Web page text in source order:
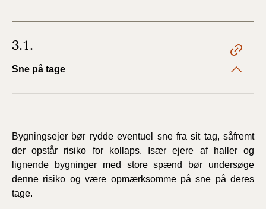
3.1.
Sne på tage
Bygningsejer bør rydde eventuel sne fra sit tag, såfremt
der opstår risiko for kollaps. Især ejere af haller og
lignende bygninger med store spænd bør undersøge
denne risiko og være opmærksomme på sne på deres
tage.